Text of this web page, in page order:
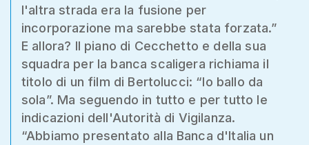
l'altra strada era la fusione per
incorporazione ma sarebbe stata forzata.”
E allora? Il piano di Cecchetto e della sua
squadra per la banca scaligera richiama il
titolo di un film di Bertolucci: “Io ballo da
sola”. Ma seguendo in tutto e per tutto le
indicazioni dell'Autorità di Vigilanza.
“Abbiamo presentato alla Banca d'Italia un